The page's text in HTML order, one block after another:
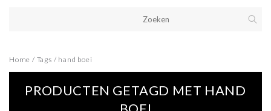
Home / Tags / hand boei
PRODUCTEN GETAGD MET HAND